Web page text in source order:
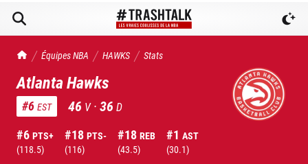
TrashTalk Actu NBA
Équipes NBA HAWKS Stats
Atlanta Hawks
#6 EST 46 V ·36 D
#6 PTS+
(118.5)
#18 PTS-
(116)
#18 REB
(43.5)
#1 AST
(30.1)